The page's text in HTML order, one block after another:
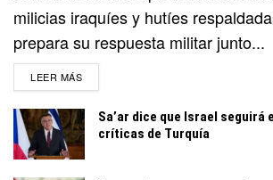
milicias iraquíes y hutíes
prepara su respuesta militar junto...
LEER MÁSDETAILS
Sa’ar dice que Israel seguirá
críticas de Turquía